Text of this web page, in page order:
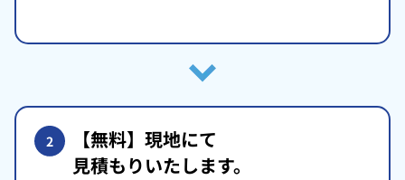
2 【無料】現地にて
見積もりいたします。